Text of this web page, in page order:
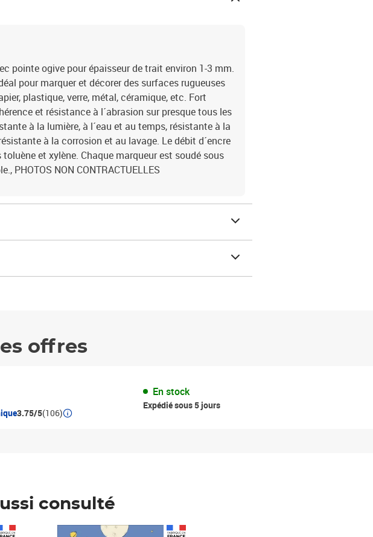
pointe ogive pour épaisseur de trait environ 1-3 mm.
pour marquer et décorer des surfaces rugueuses
plastique, verre, métal, céramique, etc. Fort
et résistance à l´abrasion sur presque tous les
à la lumière, à l´eau et au temps, résistante à la
à la corrosion et au lavage. Le débit d´encre
et xylène. Chaque marqueur est soudé sous
PHOTOS NON CONTRACTUELLES
offres
3.75/5(106)
En stock
Expédié sous 5 jours
consulté
Prix 6,25€ HT